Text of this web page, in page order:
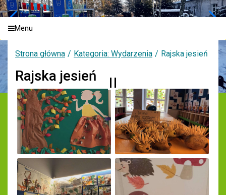
Menu
Strona główna Kategoria: Wydarzenia Rajska jesień
Rajska jesień